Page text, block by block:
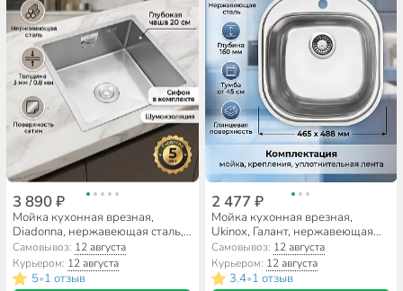
3 890 ₽
Мойка кухонная врезная,
Diadonna, нержавеющая сталь,
440х440х200 мм, сатин,
DS4444
Самовывоз: 12 августа
Курьером: 12 августа
5•1 отзыв
2 477 ₽
Мойка кухонная врезная,
Ukinox, Галант, нержавеющая
сталь, 465х488 мм,
GAM465.488 -GT6K 0C
Самовывоз: 12 августа
Курьером: 12 августа
3.4•1 отзыв